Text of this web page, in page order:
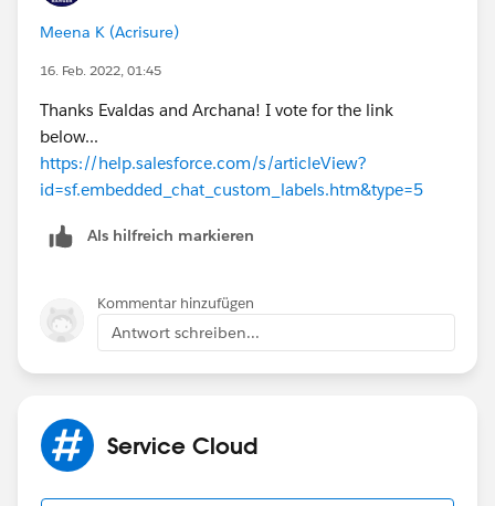
Meena K (Acrisure)
16. Feb. 2022, 01:45
Thanks Evaldas and Archana! I vote for the link
below...
https://help.salesforce.com/s/articleView?
id=sf.embedded_chat_custom_labels.htm&type=5
Als hilfreich markieren
Kommentar hinzufügen
Antwort schreiben...
Service Cloud